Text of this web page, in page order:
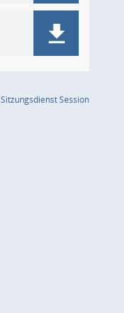
SitzungsdienstSession(Wird in